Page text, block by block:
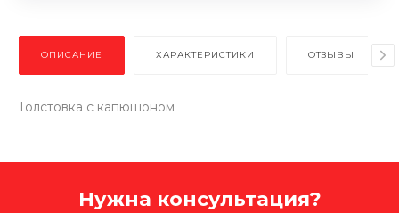
ОПИСАНИЕ ХАРАКТЕРИСТИКИ ОТЗЫВЫ
Толстовка с капюшоном
Нужна консультация?